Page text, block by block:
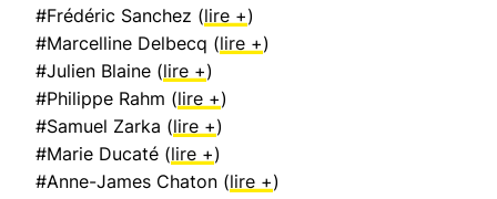
#Frédéric Sanchez (lire +)
#Marcelline Delbecq (lire +)
#Julien Blaine (lire +)
#Philippe Rahm (lire +)
#Samuel Zarka (lire +)
#Marie Ducaté (lire +)
#Anne-James Chaton (lire +)